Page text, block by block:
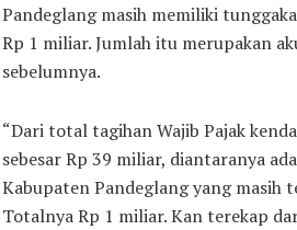
Pandeglang masih memiliki
Rp 1 miliar. Jumlah itu merupakan
sebelumnya.
“Dari total tagihan Wajib Pajak
sebesar Rp 39 miliar, diantaranya
Kabupaten Pandeglang yang masih
Totalnya Rp 1 miliar. Kan terekap